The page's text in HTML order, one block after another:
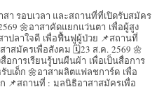
สา รอบเวลา และสถานที่ที่เปิดรับสมัคร
🌼อาสาคัดแยกแว่นตา เพื่อผู้สูง
าปลาใจดี เพื่อฟื้นฟูผู้ป่วย 📌สถานที่
าสมัครเพื่อสังคม 🗓️23 ส.ค. 2569 🌼
อการเรียนรู้บนผืนผ้า เพื่อเป็นสื่อการ
บเด็ก 🌼อาสาผลิตแฟลชการ์ด เพื่อ
📌สถานที่ : มูลนิธิอาสาสมัครเพื่อ